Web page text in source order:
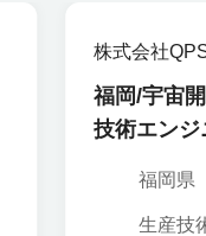
株式会社
福岡/宇宙
技術エンジ
福岡県
生産技